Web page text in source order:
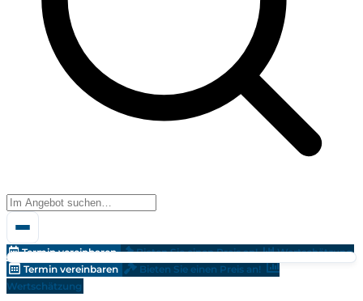
Termin vereinbaren Bieten Sie einen Preis an!
Wertschätzung
Termin vereinbaren
Bieten Sie einen Preis an!
Wertschätzung